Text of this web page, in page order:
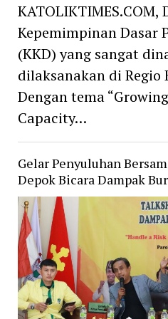
KATOLIKTIMES.COM,
Kepemimpinan Dasar
(KKD) yang sangat
dilaksanakan di Regio
Dengan tema
Capacity…
Gelar Penyuluhan
Depok Bicara Dampak